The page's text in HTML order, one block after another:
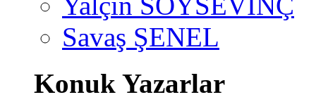
Savaş ŞENEL
Konuk Yazarlar